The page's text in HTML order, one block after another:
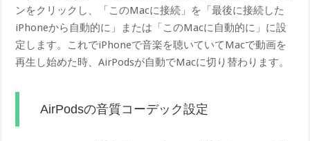
ンをクリックし、「このMacに接続」を「最後に接続した
iPhoneから自動的に」または「このMacに自動的に」に設
定します。これでiPhoneで音楽を聴いていてMacで動画を
再生し始めた時、AirPodsが自動でMacに切り替わります。
AirPodsの音質コーデック設定